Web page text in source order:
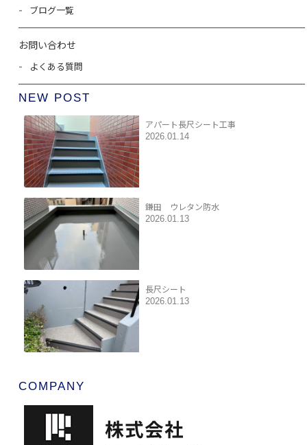
ブログ一覧
お問い合わせ
よくある質問
NEW POST
アパート長尺シート工事
2026.01.14
鎌田 ウレタン防水
2026.01.13
長尺シート
2026.01.13
COMPANY